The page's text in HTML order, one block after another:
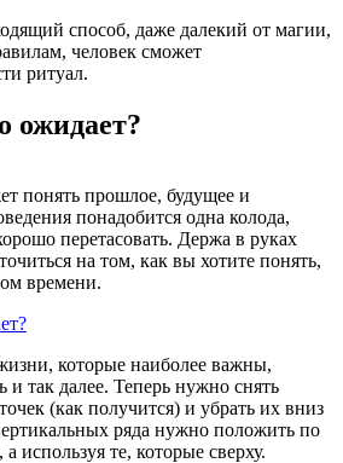
способ, даже далекий от магии,
человек сможет
ритуал.
ожидает?
понять прошлое, будущее и
понадобится одна колода,
перетасовать. Держа в руках
на том, как вы хотите понять,
времени.
которые наиболее важны,
и так далее. Теперь нужно снять
(как получится) и убрать их вниз
ряда нужно положить по
используя те, которые сверху.